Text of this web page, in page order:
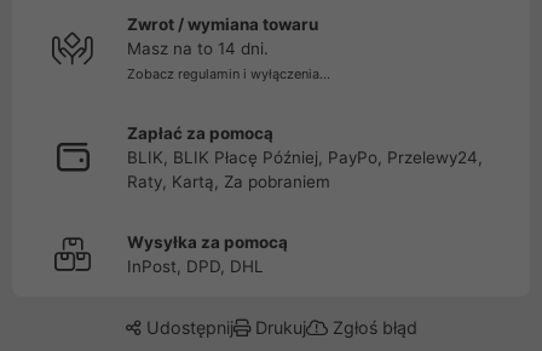
Zwrot / wymiana towaru
Masz na to 14 dni.
Zobacz regulamin i wyłączenia...
Zapłać za pomocą
BLIK, BLIK Płacę Później, PayPo, Przelewy24,
Raty, Kartą, Za pobraniem
Wysyłka za pomocą
InPost, DPD, DHL
Udostępnij Drukuj Zgłoś błąd